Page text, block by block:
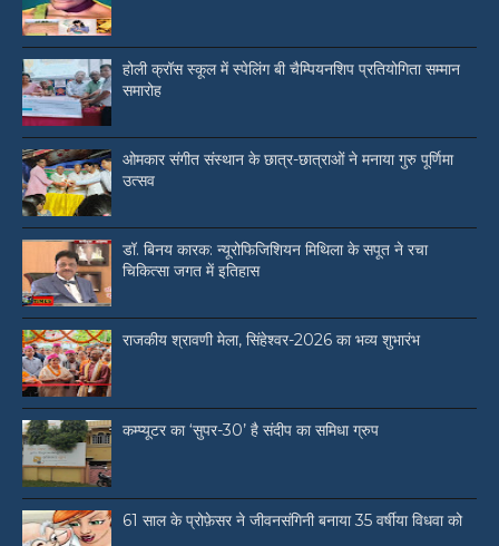
होली क्रॉस स्कूल में स्पेलिंग बी चैम्पियनशिप प्रतियोगिता सम्मान
समारोह
ओमकार संगीत संस्थान के छात्र-छात्राओं ने मनाया गुरु पूर्णिमा
उत्सव
डॉ. बिनय कारक: न्यूरोफिजिशियन मिथिला के सपूत ने रचा
चिकित्सा जगत में इतिहास
राजकीय श्रावणी मेला, सिंहेश्वर-2026 का भव्य शुभारंभ
कम्प्यूटर का ‘सुपर-30’ है संदीप का समिधा ग्रुप
61 साल के प्रोफ़ेसर ने जीवनसंगिनी बनाया 35 वर्षीया विधवा को